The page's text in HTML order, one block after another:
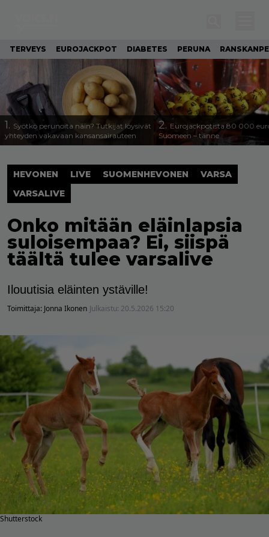
TERVEYS EUROJACKPOT DIABETES PERUNA
1. Syötkö perunoita näin? Tutkijat löysivät
yhteyden vakavaan kansansairauteen
2. Eurojackpotista 80 000
Suomeen – tänne
HEVONEN LIVE SUOMENHEVONEN
VARSA
VARSALIVE
Onko mitään eläinlapsia
suloisempaa? Ei, siispä
täältä tulee varsalive
Ilouutisia eläinten ystäville!
Toimittaja: Jonna Ikonen Julkaistu: 20.5.2026 15:20
Shutterstock